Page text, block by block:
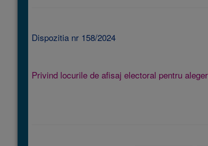
Dispozitia nr 158/2024
Privind locurile de afisaj electoral pentru